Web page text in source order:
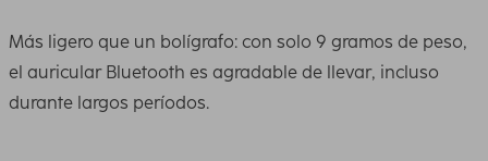
Más ligero que un bolígrafo: con solo 9 gramos de peso,
el auricular Bluetooth es agradable de llevar, incluso
durante largos períodos.